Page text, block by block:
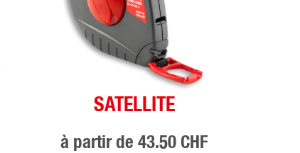
SATELLITE
à partir de 43.50 CHF